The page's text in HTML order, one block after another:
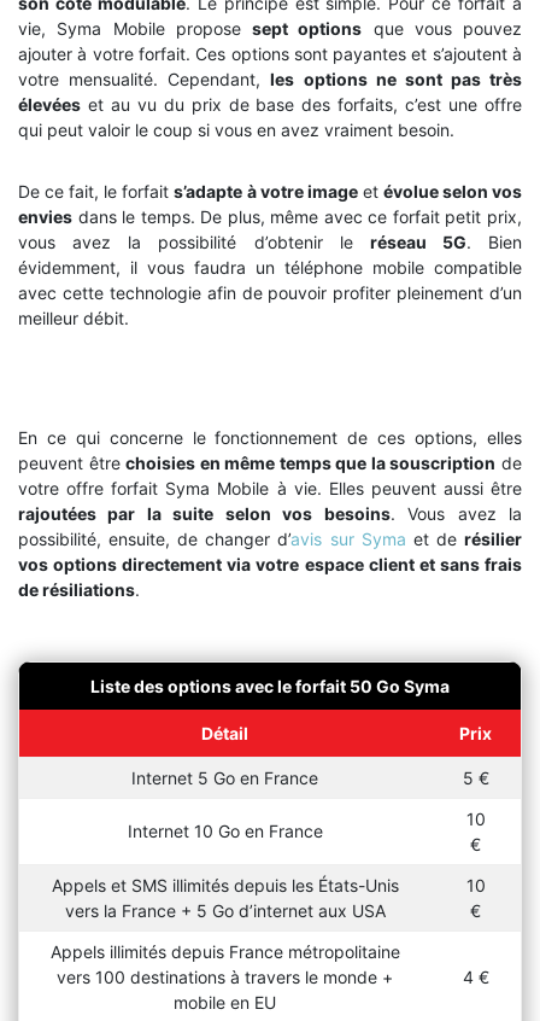
vie, Syma Mobile propose sept options que vous pouvez
ajouter à votre forfait. Ces options sont payantes et s’ajoutent à
votre mensualité. Cependant,les options ne sont pas très
élevées et au vu du prix de base des forfaits, c’est une offre
qui peut valoir le coup si vous en avez vraiment besoin.
De ce fait, le forfaits’adapte à votre imageet évolue selon vos
envies dans le temps. De plus, même avec ce forfait petit prix,
vous avez la possibilité d’obtenir le réseau 5G. Bien
évidemment, il vous faudra un téléphone mobile compatible
avec cette technologie afin de pouvoir profiter pleinement d’un
meilleur débit.
En ce qui concerne le fonctionnement de ces options, elles
peuvent êtrechoisies en même temps que la souscription de
votre offre forfait Syma Mobile à vie. Elles peuvent aussi être
rajoutées par la suite selon vos besoins. Vous avez la
possibilité, ensuite, de changer d’avis sur Syma et derésilier
vos options directement via votre espace client et sans frais
de résiliations.
Liste des options avec le forfait 50 Go Syma
Détail Prix
Internet 5 Go en France 5 €
Internet 10 Go en France
10
€
Appels et SMS illimités depuis les États-Unis
vers la France + 5 Go d’internet aux USA
10
€
Appels illimités depuis France métropolitaine
vers 100 destinations à travers le monde +
mobile en EU
4 €